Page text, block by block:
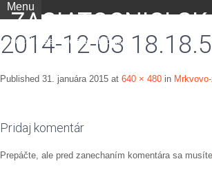
ZACIATOCNICI.SK
portál nielen pre začiatočníkov
Menu
2014-12-03
Published 31. januára 2015 at 640 × 480 in
Pridaj komentár
Prepáčte, ale pred zanechaním komentára sa musíte